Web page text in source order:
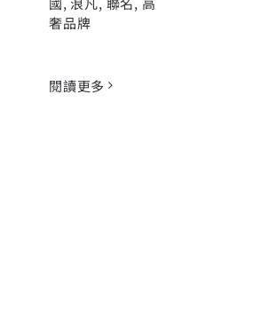
奢品牌
閱讀更多